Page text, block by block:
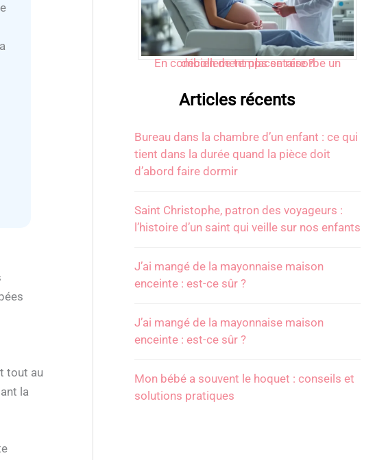
tout au
la
En combien de temps se résorbe un décollement placentaire ?
Articles récents
Bureau dans la chambre d’un enfant : ce qui
tient dans la durée quand la pièce doit
d’abord faire dormir
Saint Christophe, patron des voyageurs :
l’histoire d’un saint qui veille sur nos enfants
J’ai mangé de la mayonnaise maison
enceinte : est-ce sûr ?
J’ai mangé de la mayonnaise maison
enceinte : est-ce sûr ?
Mon bébé a souvent le hoquet : conseils et
solutions pratiques